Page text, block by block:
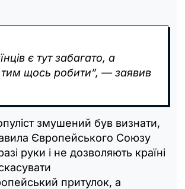
є тут забагато, а
щось робити”, — заявив
змушений був визнати,
Європейського Союзу
руки і не дозволяють країні
притулок, а